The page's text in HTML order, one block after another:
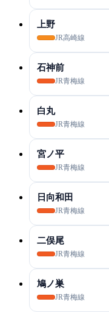
上野
JR高崎線
石神前
JR青梅線
白丸
JR青梅線
宮ノ平
JR青梅線
日向和田
JR青梅線
二俣尾
JR青梅線
鳩ノ巣
JR青梅線